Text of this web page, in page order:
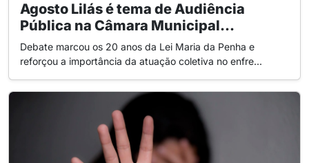
Agosto Lilás é tema de Audiência
Pública na Câmara Municipal...
Debate marcou os 20 anos da Lei Maria da Penha e
reforçou a importância da atuação coletiva no enfre...